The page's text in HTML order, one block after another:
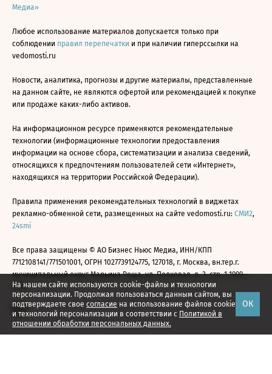
На нашем сайте используются cookie-файлы и технологии
персонализации. Продолжая пользоваться данным сайтом, вы
подтверждаете свое согласие на использование файлов cookie
и технологий персонализации в соответствии с Политикой в
отношении обработки персональных данных.
ОК
Медиа»
Любое использование материалов допускается только при
соблюдении правил перепечатки и при наличии гиперссылки на
vedomosti.ru
Новости, аналитика, прогнозы и другие материалы, представленные
на данном сайте, не являются офертой или рекомендацией к покупке
или продаже каких-либо активов.
На информационном ресурсе применяются рекомендательные
технологии (информационные технологии предоставления
информации на основе сбора, систематизации и анализа сведений,
относящихся к предпочтениям пользователей сети «Интернет»,
находящихся на территории Российской Федерации).
Правила применения рекомендательных технологий в виджетах
рекламно-обменной сети, размещенных на сайте vedomosti.ru: СМИ2,
24smi
Все права защищены © АО Бизнес Ньюс Медиа, ИНН/КПП
7712108141/771501001, ОГРН 1027739124775, 127018, г. Москва, вн.тер.г.
муниципальный округ Марьина Роща, ул. Полковая, д. 3, стр. 1 1999—
2026